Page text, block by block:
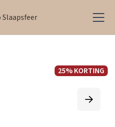
25% KORTING